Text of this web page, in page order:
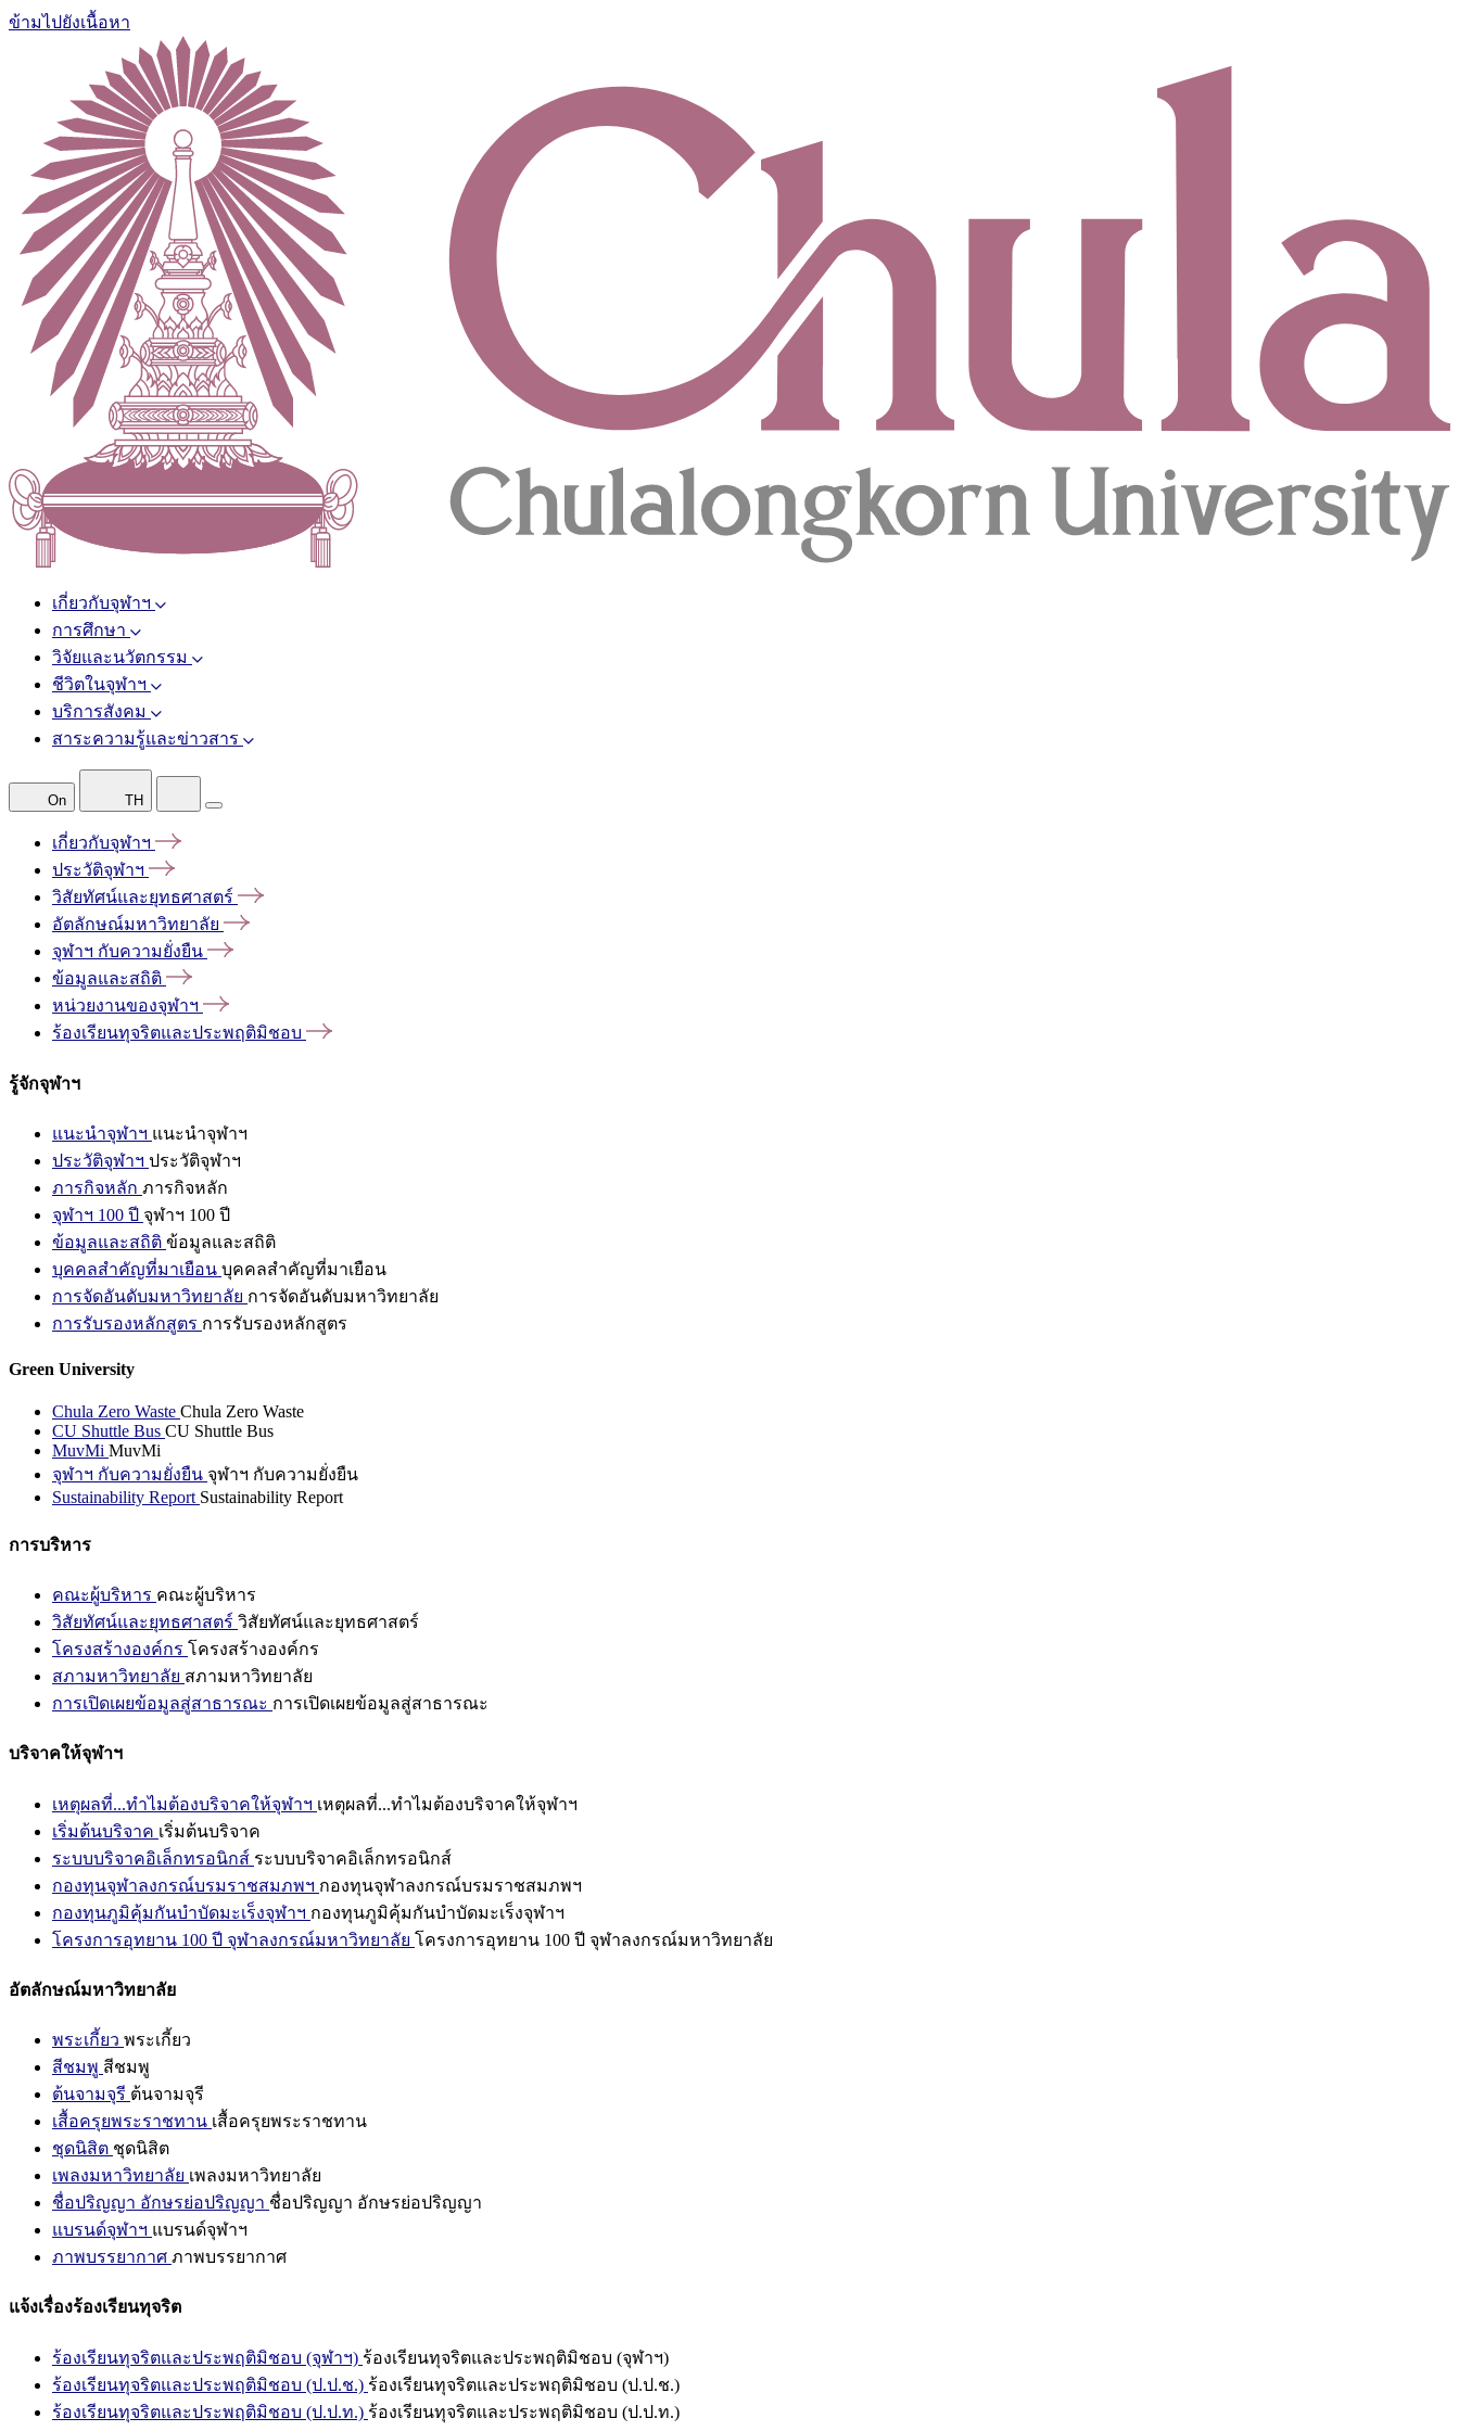
ข้ามไปยังเนื้อหา
เกี่ยวกับจุฬาฯ
การศึกษา
วิจัยและนวัตกรรม
ชีวิตในจุฬาฯ
บริการสังคม
สาระความรู้และข่าวสาร
On TH
เกี่ยวกับจุฬาฯ
ประวัติจุฬาฯ
วิสัยทัศน์และยุทธศาสตร์
อัตลักษณ์มหาวิทยาลัย
จุฬาฯ กับความยั่งยืน
ข้อมูลและสถิติ
หน่วยงานของจุฬาฯ
ร้องเรียนทุจริตและประพฤติมิชอบ
รู้จักจุฬาฯ
แนะนำจุฬาฯ แนะนำจุฬาฯ
ประวัติจุฬาฯ ประวัติจุฬาฯ
ภารกิจหลัก ภารกิจหลัก
จุฬาฯ 100 ปี จุฬาฯ 100 ปี
ข้อมูลและสถิติ ข้อมูลและสถิติ
บุคคลสำคัญที่มาเยือน บุคคลสำคัญที่มาเยือน
การจัดอันดับมหาวิทยาลัย การจัดอันดับมหาวิทยาลัย
การรับรองหลักสูตร การรับรองหลักสูตร
Green University
Chula Zero Waste Chula Zero Waste
CU Shuttle Bus CU Shuttle Bus
MuvMi MuvMi
จุฬาฯ กับความยั่งยืน จุฬาฯ กับความยั่งยืน
Sustainability Report Sustainability Report
การบริหาร
คณะผู้บริหาร คณะผู้บริหาร
วิสัยทัศน์และยุทธศาสตร์ วิสัยทัศน์และยุทธศาสตร์
โครงสร้างองค์กร โครงสร้างองค์กร
สภามหาวิทยาลัย สภามหาวิทยาลัย
การเปิดเผยข้อมูลสู่สาธารณะ การเปิดเผยข้อมูลสู่สาธารณะ
บริจาคให้จุฬาฯ
เหตุผลที่...ทำไมต้องบริจาคให้จุฬาฯ เหตุผลที่...ทำไมต้องบริจาคให้จุฬาฯ
เริ่มต้นบริจาค เริ่มต้นบริจาค
ระบบบริจาคอิเล็กทรอนิกส์ ระบบบริจาคอิเล็กทรอนิกส์
กองทุนจุฬาลงกรณ์บรมราชสมภพฯ กองทุนจุฬาลงกรณ์บรมราชสมภพฯ
กองทุนภูมิคุ้มกันบำบัดมะเร็งจุฬาฯ กองทุนภูมิคุ้มกันบำบัดมะเร็งจุฬาฯ
โครงการอุทยาน 100 ปี จุฬาลงกรณ์มหาวิทยาลัย โครงการอุทยาน 100 ปี จุฬาลงกรณ์มหาวิทยาลัย
อัตลักษณ์มหาวิทยาลัย
พระเกี้ยว พระเกี้ยว
สีชมพู สีชมพู
ต้นจามจุรี ต้นจามจุรี
เสื้อครุยพระราชทาน เสื้อครุยพระราชทาน
ชุดนิสิต ชุดนิสิต
เพลงมหาวิทยาลัย เพลงมหาวิทยาลัย
ชื่อปริญญา อักษรย่อปริญญา ชื่อปริญญา อักษรย่อปริญญา
แบรนด์จุฬาฯ แบรนด์จุฬาฯ
ภาพบรรยากาศ ภาพบรรยากาศ
แจ้งเรื่องร้องเรียนทุจริต
ร้องเรียนทุจริตและประพฤติมิชอบ (จุฬาฯ) ร้องเรียนทุจริตและประพฤติมิชอบ (จุฬาฯ)
ร้องเรียนทุจริตและประพฤติมิชอบ (ป.ป.ช.) ร้องเรียนทุจริตและประพฤติมิชอบ (ป.ป.ช.)
ร้องเรียนทุจริตและประพฤติมิชอบ (ป.ป.ท.) ร้องเรียนทุจริตและประพฤติมิชอบ (ป.ป.ท.)